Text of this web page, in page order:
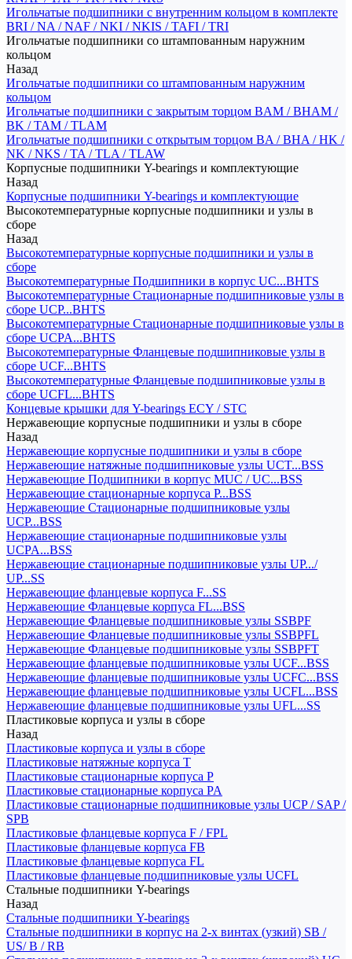
Игольчатые подшипники с внутренним кольцом в комплекте
BRI / NA / NAF / NKI / NKIS / TAFI / TRI
Игольчатые подшипники со штампованным наружним
кольцом
Назад
Игольчатые подшипники со штампованным наружним
кольцом
Игольчатые подшипники с закрытым торцом BAM / BHAM /
BK / TAM / TLAM
Игольчатые подшипники с открытым торцом BA / BHA / HK /
NK / NKS / TA / TLA / TLAW
Корпусные подшипники Y-bearings и комплектующие
Назад
Корпусные подшипники Y-bearings и комплектующие
Высокотемпературные корпусные подшипники и узлы в
сборе
Назад
Высокотемпературные корпусные подшипники и узлы в
сборе
Высокотемпературные Подшипники в корпус UC...BHTS
Высокотемпературные Стационарные подшипниковые узлы в
сборе UCP...BHTS
Высокотемпературные Стационарные подшипниковые узлы в
сборе UCPA...BHTS
Высокотемпературные Фланцевые подшипниковые узлы в
сборе UCF...BHTS
Высокотемпературные Фланцевые подшипниковые узлы в
сборе UCFL...BHTS
Концевые крышки для Y-bearings ECY / STC
Нержавеющие корпусные подшипники и узлы в сборе
Назад
Нержавеющие корпусные подшипники и узлы в сборе
Нержавеющие натяжные подшипниковые узлы UCT...BSS
Нержавеющие Подшипники в корпус MUC / UC...BSS
Нержавеющие стационарные корпуса P...BSS
Нержавеющие Стационарные подшипниковые узлы
UCP...BSS
Нержавеющие стационарные подшипниковые узлы
UCPA...BSS
Нержавеющие стационарные подшипниковые узлы UP.../
UP...SS
Нержавеющие фланцевые корпуса F...SS
Нержавеющие Фланцевые корпуса FL...BSS
Нержавеющие Фланцевые подшипниковые узлы SSBPF
Нержавеющие Фланцевые подшипниковые узлы SSBPFL
Нержавеющие Фланцевые подшипниковые узлы SSBPFT
Нержавеющие фланцевые подшипниковые узлы UCF...BSS
Нержавеющие фланцевые подшипниковые узлы UCFC...BSS
Нержавеющие фланцевые подшипниковые узлы UCFL...BSS
Нержавеющие фланцевые подшипниковые узлы UFL...SS
Пластиковые корпуса и узлы в сборе
Назад
Пластиковые корпуса и узлы в сборе
Пластиковые натяжные корпуса T
Пластиковые стационарные корпуса P
Пластиковые стационарные корпуса PA
Пластиковые стационарные подшипниковые узлы UCP / SAP /
SPB
Пластиковые фланцевые корпуса F / FPL
Пластиковые фланцевые корпуса FB
Пластиковые фланцевые корпуса FL
Пластиковые фланцевые подшипниковые узлы UCFL
Стальные подшипники Y-bearings
Назад
Стальные подшипники Y-bearings
Стальные подшипники в корпус на 2-х винтах (узкий) SB /
US/ B / RB